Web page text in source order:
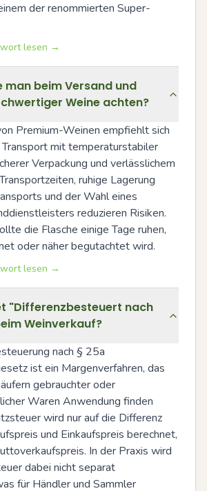
der renommierten Super-
lesen →
beim Versand und
Weine achten?
Premium-Weinen empfiehlt sich
mit temperaturstabiler
Verpackung und verlässlichem
ruhige Lagerung
und der Wahl eines
reduzieren Risiken.
die Flasche einige Tage ruhen,
oder näher begutachtet wird.
lesen →
"Differenzbesteuert nach
Weinverkauf?
nach § 25a
ist ein Margenverfahren, das
gebrauchter oder
Waren Anwendung finden
wird nur auf die Differenz
und Einkaufspreis berechnet,
In der Praxis wird
dabei nicht separat
für Händler und Sammler